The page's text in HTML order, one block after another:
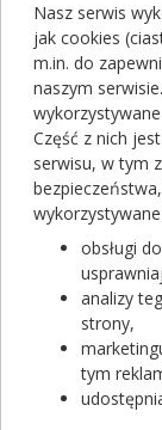
Publikacja: 2020-
Nabiał to jedna
krąży bardzo
nas tacy, którzy
tacy, którzy
nabiałem – jeść,
nasze zdrowie?
się czego
Artykuł
Nasz serwis
jak cookies
m.in. do
naszym
Część z nich
serwisu, w tym
obsługi
analizy
strony,
tym